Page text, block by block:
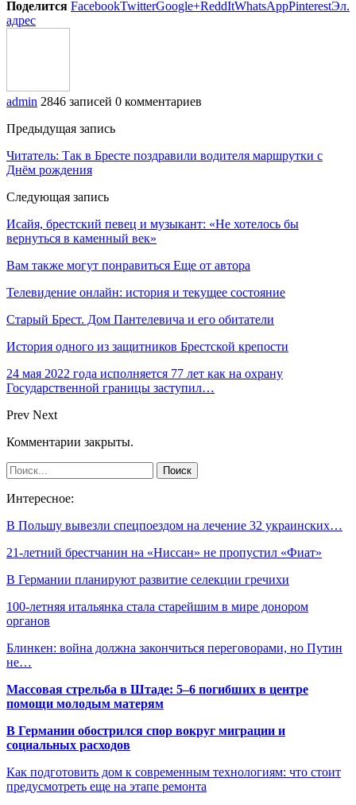
Поделится FacebookTwitterGoogle+ReddItWhatsAppPinterestЭл.
адрес
admin 2846 записей 0 комментариев
Предыдущая запись
Читатель: Так в Бресте поздравили водителя маршрутки с
Днём рождения
Следующая запись
Исайя, брестский певец и музыкант: «Не хотелось бы
вернуться в каменный век»
Вам также могут понравиться Еще от автора
Телевидение онлайн: история и текущее состояние
Старый Брест. Дом Пантелевича и его обитатели
История одного из защитников Брестской крепости
24 мая 2022 года исполняется 77 лет как на охрану
Государственной границы заступил…
Prev Next
Комментарии закрыты.
Интересное:
В Польшу вывезли спецпоездом на лечение 32 украинских…
21-летний брестчанин на «Ниссан» не пропустил «Фиат»
В Германии планируют развитие селекции гречихи
100-летняя итальянка стала старейшим в мире донором
органов
Блинкен: война должна закончиться переговорами, но Путин
не…
Массовая стрельба в Штаде: 5–6 погибших в центре
помощи молодым матерям
В Германии обострился спор вокруг миграции и
социальных расходов
Как подготовить дом к современным технологиям: что стоит
предусмотреть еще на этапе ремонта